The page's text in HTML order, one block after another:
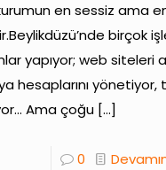
en sessiz ama
birçok
yapıyor; web siteleri
hesaplarını yönetiyor,
Ama çoğu […]
0